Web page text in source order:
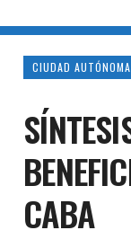
CIUDAD
CABA